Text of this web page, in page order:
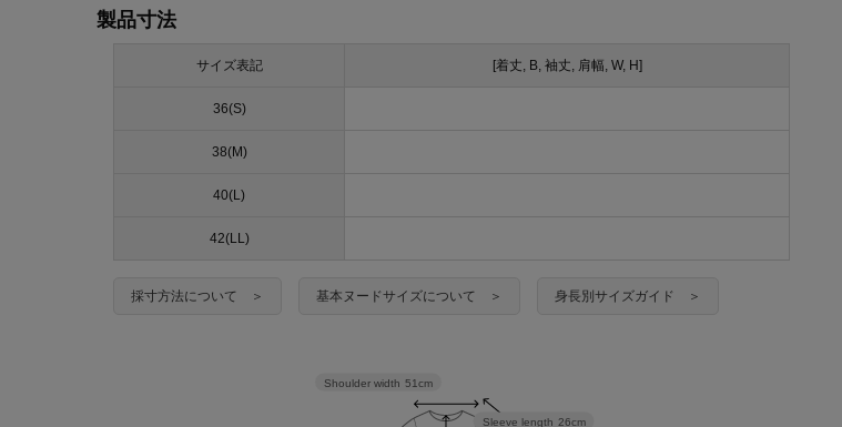
製品寸法
サイズ表記 [着丈, B, 袖丈, 肩幅, W, H]
36(S)
38(M)
40(L)
42(LL)
採寸方法について ＞ 基本ヌードサイズについて ＞ 身長別サイズガイド ＞
Sleeve length 26cm
Shoulder width 51cm